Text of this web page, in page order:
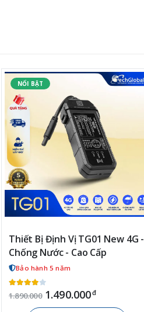
Thiết Bị Định Vị TG01 New 4G -
Chống Nước - Cao Cấp
Bảo hành 5 năm
1.890.000 1.490.000đ